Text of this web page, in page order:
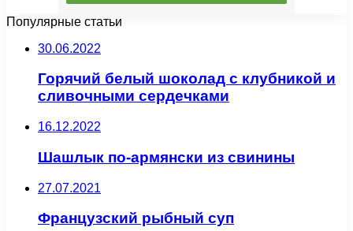
Популярные статьи
30.06.2022
Горячий белый шоколад с клубникой и
сливочными сердечками
16.12.2022
Шашлык по-армянски из свинины
27.07.2021
Французский рыбный суп